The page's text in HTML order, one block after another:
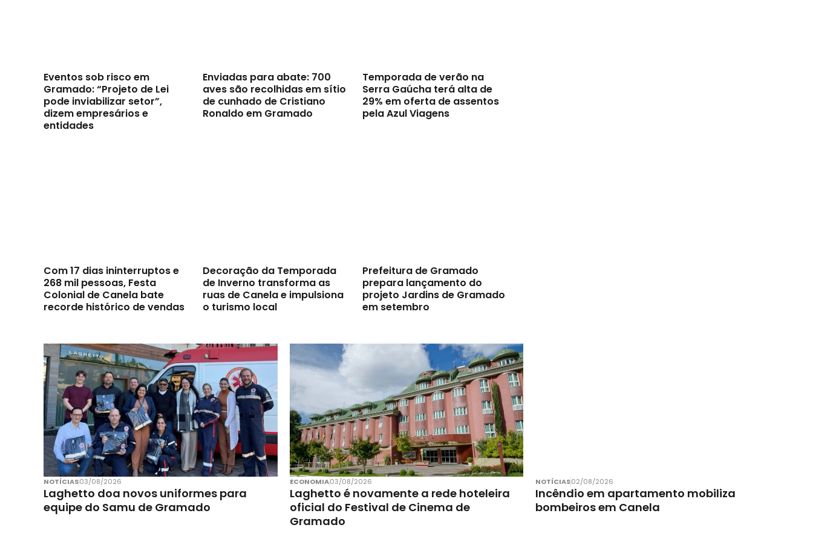
Eventos sob risco em
Gramado: “Projeto de Lei
pode inviabilizar setor”,
dizem empresários e
entidades
Enviadas para abate: 700
aves são recolhidas em sítio
de cunhado de Cristiano
Ronaldo em Gramado
Temporada de verão na
Serra Gaúcha terá alta de
29% em oferta de assentos
pela Azul Viagens
Com 17 dias ininterruptos e
268 mil pessoas, Festa
Colonial de Canela bate
recorde histórico de vendas
Decoração da Temporada
de Inverno transforma as
ruas de Canela e impulsiona
o turismo local
Prefeitura de Gramado
prepara lançamento do
projeto Jardins de Gramado
em setembro
NOTÍCIAS03/08/2026
Laghetto doa novos uniformes para
equipe do Samu de Gramado
ECONOMIA03/08/2026
Laghetto é novamente a rede hoteleira
oficial do Festival de Cinema de
Gramado
NOTÍCIAS02/08/2026
Incêndio em apartamento mobiliza
bombeiros em Canela